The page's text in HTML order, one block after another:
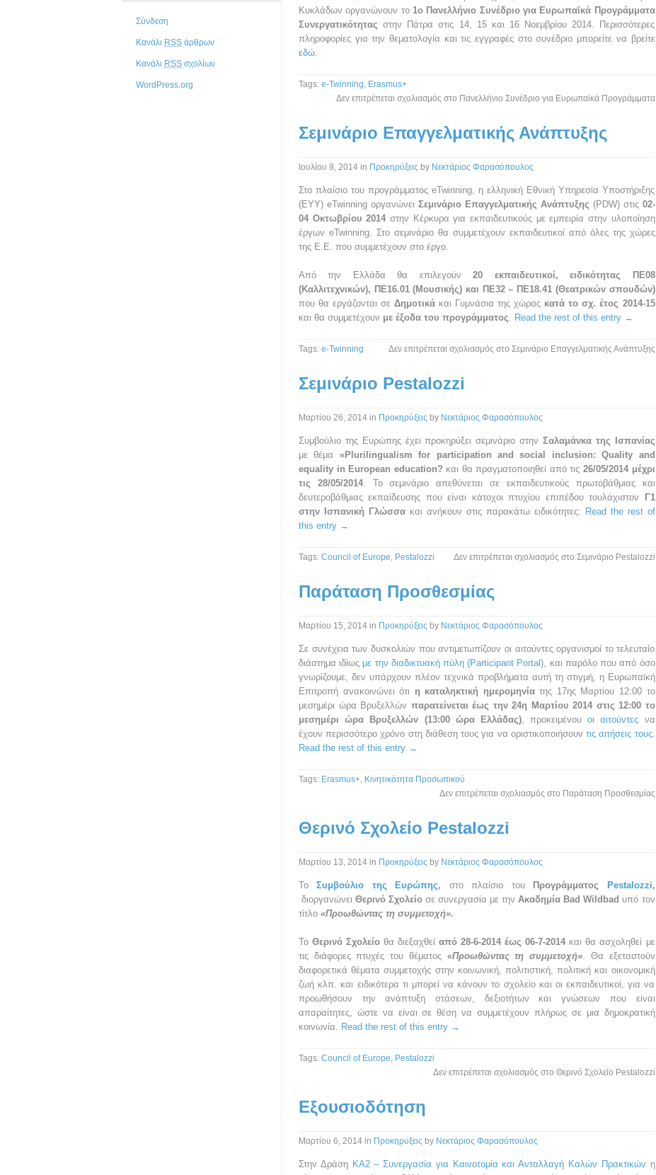
Σύνδεση
Κανάλι RSS άρθρων
Κανάλι RSS σχολίων
WordPress.org
Κυκλάδων οργανώνουν το 1ο Πανελλήνιο Συνέδριο για Ευρωπαϊκά Προγράμματα
Συνεργατικότητας στην Πάτρα στις 14, 15 και 16 Νοεμβρίου 2014. Περισσότερες
πληροφορίες για την θεματολογία και τις εγγραφές στο συνέδριο μπορείτε να βρείτε
εδώ.
Tags: e-Twinning, Erasmus+
Δεν επιτρέπεται σχολιασμός στο Πανελλήνιο Συνέδριο για Ευρωπαϊκά Προγράμματα
Σεμινάριο Επαγγελματικής Ανάπτυξης
Ιουλίου 8, 2014 in Προκηρύξεις by Νεκτάριος Φαρασόπουλος
Στο πλαίσιο του προγράμματος eTwinning, η ελληνική Εθνική Υπηρεσία Υποστήριξης
(ΕΥΥ) eTwinning οργανώνει Σεμινάριο Επαγγελματικής Ανάπτυξης (PDW) στις 02-
04 Οκτωβρίου 2014 στην Κέρκυρα για εκπαιδευτικούς με εμπειρία στην υλοποίηση
έργων eTwinning. Στο σεμινάριο θα συμμετέχουν εκπαιδευτικοί από όλες της χώρες
της Ε.Ε. που συμμετέχουν στο έργο.
Από την Ελλάδα θα επιλεγούν20 εκπαιδευτικοί, ειδικότητας ΠΕ08
(Καλλιτεχνικών), ΠΕ16.01 (Μουσικής) και ΠΕ32 – ΠΕ18.41 (Θεατρικών σπουδών)
που θα εργάζονται σεΔημοτικά και Γυμνάσια της χώρας κατά το σχ. έτος 2014-15
και θα συμμετέχουν με έξοδα του προγράμματος. Read the rest of this entry →
Tags: e-Twinning Δεν επιτρέπεται σχολιασμός στο Σεμινάριο Επαγγελματικής Ανάπτυξης
Σεμινάριο Pestalozzi
Μαρτίου 26, 2014 in Προκηρύξεις by Νεκτάριος Φαρασόπουλος
Συμβούλιο της Ευρώπης έχει προκηρύξει σεμινάριο στην Σαλαμάνκα της Ισπανίας
με θέμα «Plurilingualism for participation and social inclusion: Quality and
equality in European education? και θα πραγματοποιηθεί από τις 26/05/2014 μέχρι
τις 28/05/2014. Το σεμινάριο απεθύνεται σε εκπαιδευτικούς πρωτοβάθμιας και
δευτεροβάθμιας εκπαίδευσης που είναι κάτοχοι πτυχίου επιπέδου τουλάχιστον
Γ1
στην Ισπανική Γλώσσακαι ανήκουν στις παρακάτω ειδικότητες: Read the rest of
this entry →
Tags: Council of Europe, Pestalozzi Δεν επιτρέπεται σχολιασμός στο Σεμινάριο Pestalozzi
Παράταση Προσθεσμίας
Μαρτίου 15, 2014 in Προκηρύξεις by Νεκτάριος Φαρασόπουλος
Σε συνέχεια των δυσκολιών που αντιμετωπίζουν οι αιτούντες οργανισμοί το τελευταίο
διάστημα ιδίως με την διαδικτυακή πύλη (Participant Portal), και παρόλο που από όσο
γνωρίζουμε, δεν υπάρχουν πλέον τεχνικά προβλήματα αυτή τη στιγμή, η Ευρωπαϊκή
Επιτροπή ανακοινώνει ότι η καταληκτική ημερομηνίατης 17ης Μαρτίου 12:00 το
μεσημέρι ώρα Βρυξελλών παρατείνεται έως την 24η Μαρτίου 2014 στις 12:00 το
μεσημέρι ώρα Βρυξελλών (13:00 ώρα Ελλάδας), προκειμένουοι αιτούντες να
έχουν περισσότερο χρόνο στη διάθεση τους για να οριστικοποιήσουντις αιτήσεις τους.
Read the rest of this entry →
Tags: Erasmus+, Κινητικότητα Προσωπικού
Δεν επιτρέπεται σχολιασμός στο Παράταση Προσθεσμίας
Θερινό Σχολείο Pestalozzi
Μαρτίου 13, 2014 in Προκηρύξεις by Νεκτάριος Φαρασόπουλος
Το Συμβούλιο της Ευρώπης, στο πλαίσιο τουΠρογράμματος Pestalozzi,
διοργανώνειΘερινό Σχολείοσε συνεργασία με τηνΑκαδημία Bad Wildbad υπό τον
τίτλο «Προωθώντας τη συμμετοχή».
ΤοΘερινό Σχολείο θα διεξαχθείαπό 28-6-2014 έως 06-7-2014 και θα ασχοληθεί με
τις διάφορες πτυχές του θέματος «Προωθώντας τη συμμετοχή». Θα εξεταστούν
διαφορετικά θέματα συμμετοχής στην κοινωνική, πολιτιστική, πολιτική και οικονομική
ζωή κλπ. και ειδικότερα τι μπορεί να κάνουν το σχολείο και οι εκπαιδευτικοί, για να
προωθήσουν την ανάπτυξη στάσεων, δεξιοτήτων και γνώσεων που είναι
απαραίτητες, ώστε να είναι σε θέση να συμμετέχουν πλήρως σε μια δημοκρατική
κοινωνία. Read the rest of this entry →
Tags: Council of Europe, Pestalozzi
Δεν επιτρέπεται σχολιασμός στο Θερινό Σχολείο Pestalozzi
Εξουσιοδότηση
Μαρτίου 6, 2014 in Προκηρύξεις by Νεκτάριος Φαρασόπουλος
Στην Δράση ΚΑ2 – Συνεργασία για Καινοτομία και Ανταλλαγή Καλών Πρακτικών η